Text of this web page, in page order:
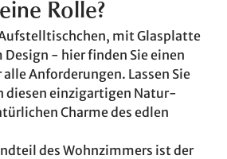
Rolle?
mit Glasplatte
Design - hier finden Sie einen
alle Anforderungen. Lassen Sie
diesen einzigartigen Natur-
Charme des edlen
des Wohnzimmers ist der